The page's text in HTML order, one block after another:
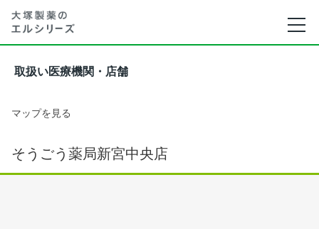
取扱い医療機関・店舗
マップを見る
そうごう薬局新宮中央店